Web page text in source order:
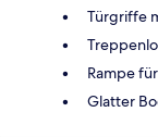
Türgriffe
Rampe
Glatter